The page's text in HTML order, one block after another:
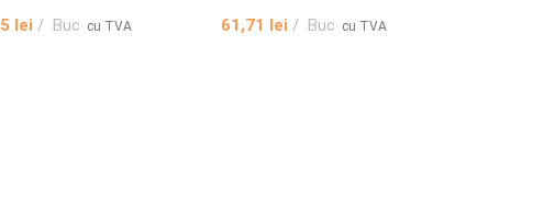
lei Buc cu TVA 61,71 lei Buc cu TVA